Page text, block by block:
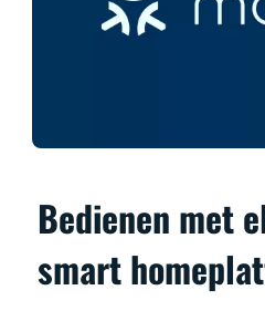
Bedienen met
smart